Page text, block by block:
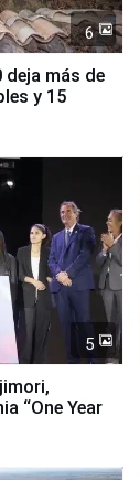
6
más de
y 15
5
“One Year